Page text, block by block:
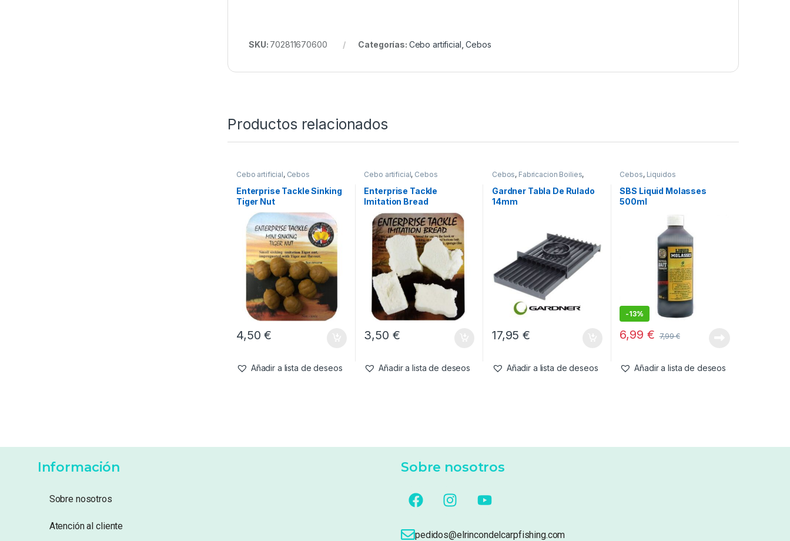
SKU: 702811670600 Categorías: Cebo artificial ,Cebos
Productos relacionados
Cebo artificial, Cebos
Enterprise Tackle Sinking
Tiger Nut
4,50€
Añadir a lista de deseos
Cebo artificial, Cebos
Enterprise Tackle
Imitation Bread
3,50 €
Añadir a lista de deseos
Cebos, Fabricacion Boilies,
Gardner Tabla De Rulado
14mm
17,95€
Añadir a lista de deseos
Cebos, Liquidos
SBS Liquid Molasses
500ml
-13%
6,99 € 7,99€
Añadir a lista de deseos
Información
Sobre nosotros
Atención al cliente
Sobre nosotros
pedidos@elrincondelcarpfishing.com